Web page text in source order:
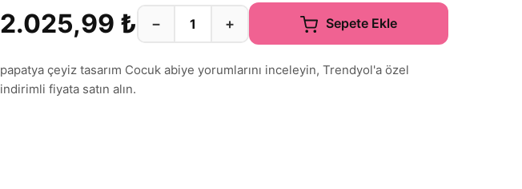
2.025,99 ₺ − + Sepete Ekle
papatya çeyiz tasarım Cocuk abiye yorumlarını inceleyin, Trendyol'a özel
indirimli fiyata satın alın.